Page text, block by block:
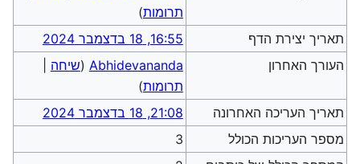
תרומות)
תאריך יצירת הדף
16:55, 18 בדצמבר 2024
העורך האחרון
Abhidevananda
(שיחה
תרומות)
תאריך העריכה האחרונה
21:08, 18 בדצמבר 2024
מספר העריכות הכולל
3